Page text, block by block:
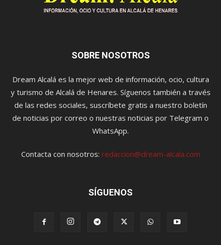
SOBRE NOSOTROS
Dream Alcalá es la mejor web de información, ocio, cultura
y turismo de Alcalá de Henares. Síguenos también a través
de las redes sociales, suscríbete gratis a nuestro boletín
de noticias por correo o nuestras noticias por Telegram o
WhatsApp.
Contacta con nosotros: redaccion@dream-alcala.com
SÍGUENOS